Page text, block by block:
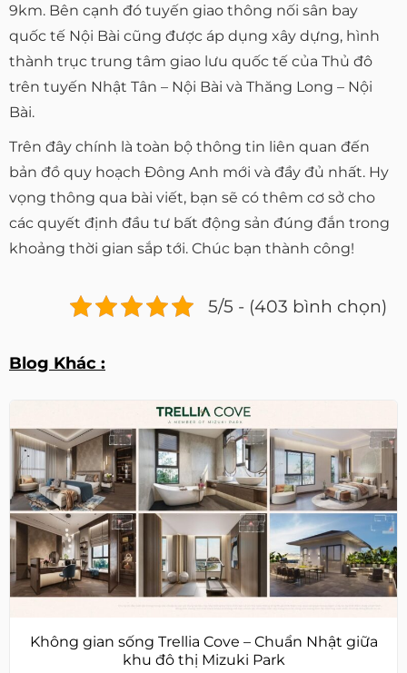
9km. Bên cạnh đó tuyến giao thông nối sân bay
quốc tế Nội Bài cũng được áp dụng xây dựng, hình
thành trục trung tâm giao lưu quốc tế của Thủ đô
trên tuyến Nhật Tân – Nội Bài và Thăng Long – Nội
Bài.
Trên đây chính là toàn bộ thông tin liên quan đến
bản đồ quy hoạch Đông Anh mới và đầy đủ nhất. Hy
vọng thông qua bài viết, bạn sẽ có thêm cơ sở cho
các quyết định đầu tư bất động sản đúng đắn trong
khoảng thời gian sắp tới. Chúc bạn thành công!
5/5 - (403 bình chọn)
Blog Khác :
Không gian sống Trellia Cove – Chuẩn Nhật giữa
khu đô thị Mizuki Park